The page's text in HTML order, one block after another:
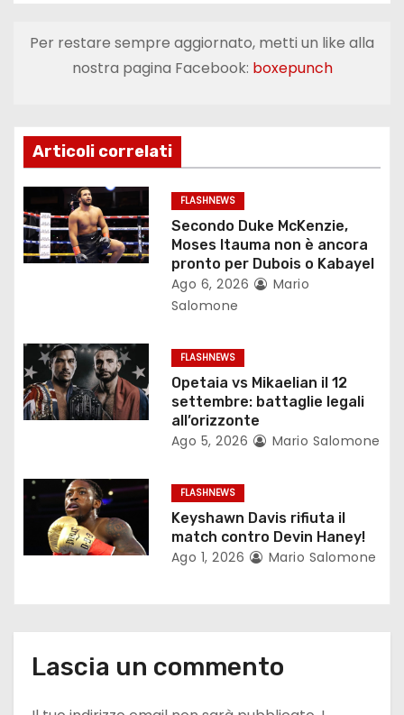
g
z
i
o
n
r
t
c
l
Per restare sempre aggiornato, metti un like alla
nostra pagina Facebook: boxepunch
Articoli correlati
FLASHNEWS
Secondo Duke McKenzie,
Moses Itauma non è ancora
pronto per Dubois o Kabayel
Ago 6, 2026
Mario
Salomone
FLASHNEWS
Opetaia vs Mikaelian il 12
settembre: battaglie legali
all’orizzonte
Ago 5, 2026 Mario Salomone
FLASHNEWS
Keyshawn Davis rifiuta il
match contro Devin Haney!
Ago 1, 2026 Mario Salomone
Lascia un commento